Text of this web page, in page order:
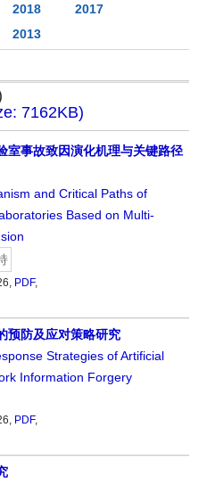
2018
2017
2013
7162KB)
室事故致因演化机理与关键路径
and Critical Paths of
Based on Multi-
PDF,
预防及应对策略研究
Strategies of Artificial
Information Forgery
PDF,